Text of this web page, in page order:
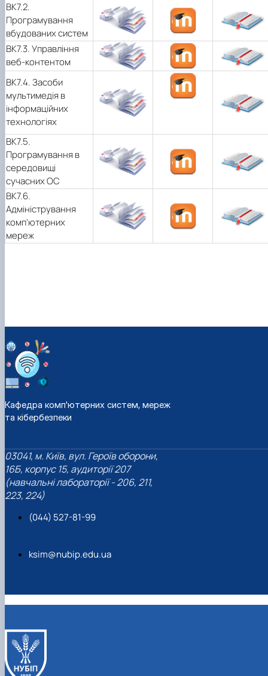
ВК7.2.
Програмування
вбудованих систем
ВК7.3. Управління
веб-контентом
ВК7.4. Засоби
мультимедія в
інформаційних
технологіях
ВК7.5.
Програмування в
середовищі
сучасних ОС
ВК7.6.
Адміністрування
комп'ютерних
мереж
Кафедра комп'ютерних систем, мереж
та кібербезпеки
03041, м. Київ, вул. Героїв оборони,
16Б, корпус 15, аудиторії 207
(навчальні лабораторії - 206, 211,
223, 224)
(044) 527-81-99
ksim@nubip.edu.ua